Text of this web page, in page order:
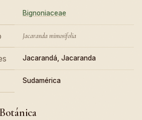
Bignoniaceae
Jacaranda mimosifolia
Jacarandá, Jacaranda
Sudamérica